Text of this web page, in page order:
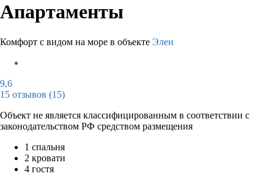
Апартаменты
Комфорт с видом на море в объекте Элен
9,6
15 отзывов (15)
Объект не является классифицированным в соответствии с
законодательством РФ средством размещения
1 спальня
2 кровати
4 гостя